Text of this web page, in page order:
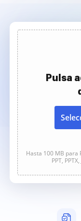
Pulsa
Hasta 100 MB para
PPT,